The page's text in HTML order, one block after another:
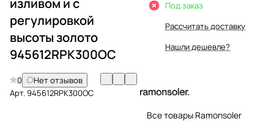
регулировкой
высоты золото
945612RPK300OC
0
Нет отзывов
Арт.945612RPK300OC
Под заказ
Рассчитать доставку
Нашли дешевле?
Все товары Ramonsoler